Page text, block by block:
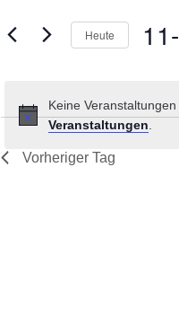
Keine
Veranstaltungen
nach
Veranstaltungen
Heute
Vorheriger Tag